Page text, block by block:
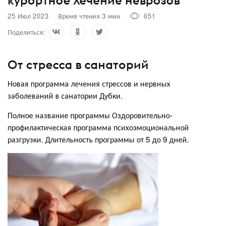
25 Июл 2023 Время чтения 3 мин
651
Поделиться:
От стресса в санаторий
Новая программа лечения стрессов и нервных
заболеваний в санатории Дубки.
Полное название программы Оздоровительно-
профилактическая программа психоэмоциональной
разгрузки. Длительность программы от 5 до 9 дней.